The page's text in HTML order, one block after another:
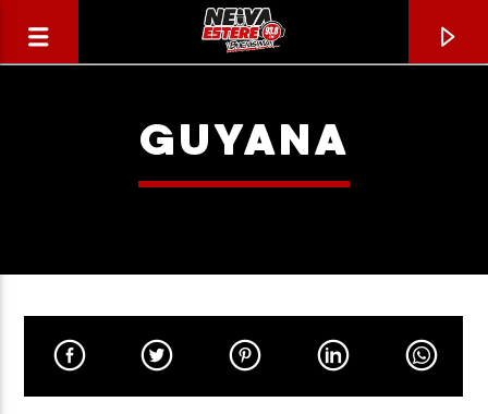
GUYANA